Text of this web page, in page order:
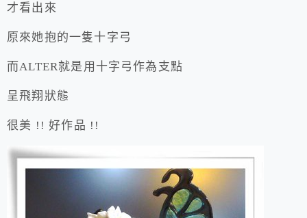
才看出來
原來她抱的一隻十字弓
而ALTER就是用十字弓作為支點
呈飛翔狀態
很美 !! 好作品 !!